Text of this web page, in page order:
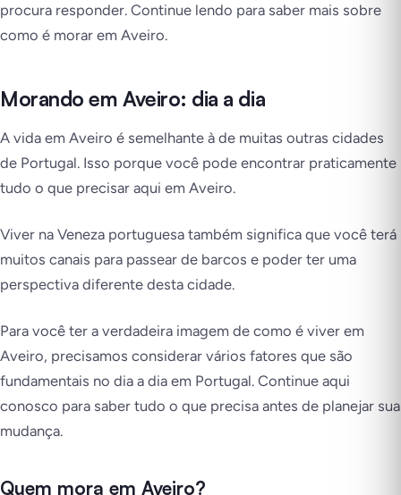
procura responder. Continue lendo para saber mais sobre
como é morar em Aveiro.
Morando em Aveiro: dia a dia
A vida em Aveiro é semelhante à de muitas outras cidades
de Portugal. Isso porque você pode encontrar praticamente
tudo o que precisar aqui em Aveiro.
Viver na Veneza portuguesa também significa que você terá
muitos canais para passear de barcos e poder ter uma
perspectiva diferente desta cidade.
Para você ter a verdadeira imagem de como é viver em
Aveiro, precisamos considerar vários fatores que são
fundamentais no dia a dia em Portugal. Continue aqui
conosco para saber tudo o que precisa antes de planejar sua
mudança.
Quem mora em Aveiro?